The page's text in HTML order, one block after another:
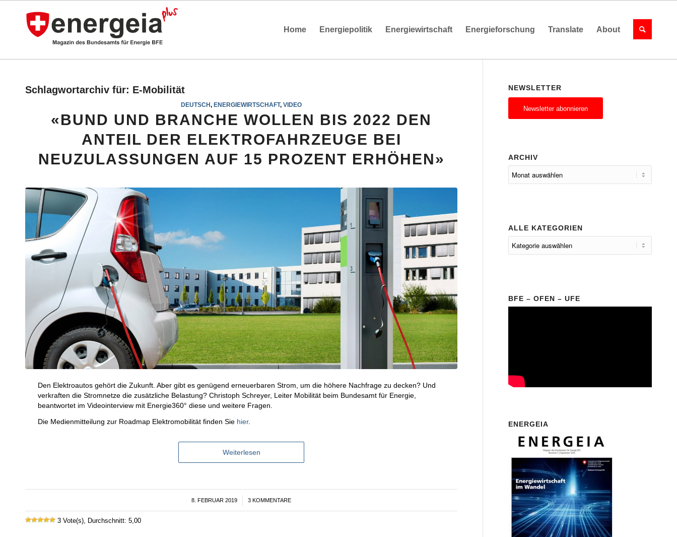
Home Energiepolitik Energiewirtschaft Energieforschung Translate About
Schlagwortarchiv für: E-Mobilität
DEUTSCH,ENERGIEWIRTSCHAFT,VIDEO
«BUND UND BRANCHE WOLLEN BIS 2022 DEN
ANTEIL DER ELEKTROFAHRZEUGE BEI
NEUZULASSUNGEN AUF 15 PROZENT ERHÖHEN»
Den Elektroautos gehört die Zukunft. Aber gibt es genügend erneuerbaren Strom, um die höhere Nachfrage zu decken? Und
verkraften die Stromnetze die zusätzliche Belastung? Christoph Schreyer, Leiter Mobilität beim Bundesamt für Energie,
beantwortet im Videointerview mit Energie360° diese und weitere Fragen.
Die Medienmitteilung zur Roadmap Elektromobilität finden Sie hier.
Weiterlesen
8. FEBRUAR 2019
/ 3 KOMMENTARE
3 Vote(s), Durchschnitt: 5,00
NEWSLETTER
Newsletter abonnieren
ARCHIV
ALLE KATEGORIEN
BFE – OFEN – UFE
ENERGEIA